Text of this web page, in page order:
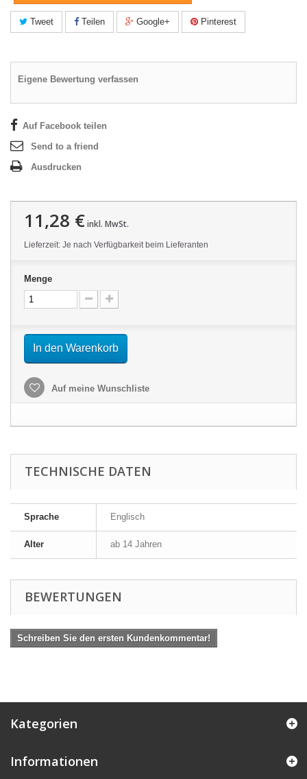
Tweet Teilen Google+ Pinterest
Eigene Bewertung verfassen
Auf Facebook teilen
Send to a friend
Ausdrucken
11,28 €inkl. MwSt.
Lieferzeit: Je nach Verfügbarkeit beim Lieferanten
Menge
In den Warenkorb
Auf meine Wunschliste
TECHNISCHE DATEN
Sprache Englisch
Alter ab 14 Jahren
BEWERTUNGEN
Schreiben Sie den ersten Kundenkommentar!
Kategorien
Informationen